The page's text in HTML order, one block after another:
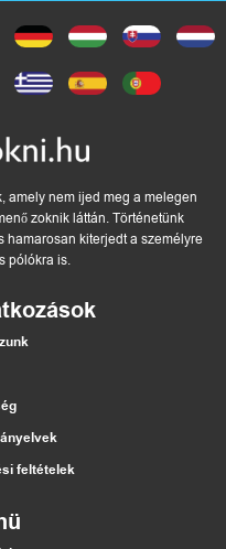
amely nem ijed meg a melegen
zoknik láttán. Történetünk
hamarosan kiterjedt a személyre
pólókra is.
feltételek